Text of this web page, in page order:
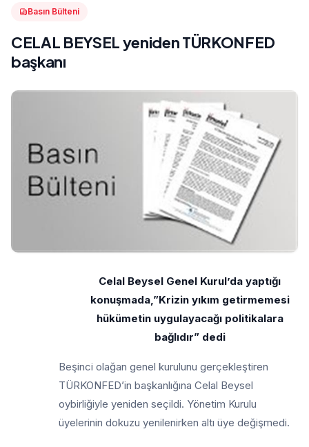
Basın Bülteni
CELAL BEYSEL yeniden TÜRKONFED
başkanı
Celal Beysel Genel Kurul’da yaptığı
konuşmada,”Krizin yıkım getirmemesi
hükümetin uygulayacağı politikalara
bağlıdır” dedi
Beşinci olağan genel kurulunu gerçekleştiren
TÜRKONFED’in başkanlığına Celal Beysel
oybirliğiyle yeniden seçildi. Yönetim Kurulu
üyelerinin dokuzu yenilenirken altı üye değişmedi.